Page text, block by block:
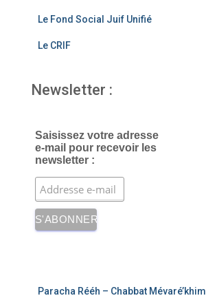
Le Fond Social Juif Unifié
Le CRIF
Newsletter :
Saisissez votre adresse
e-mail pour recevoir les
newsletter :
Paracha Rééh – Chabbat Mévaré’khim